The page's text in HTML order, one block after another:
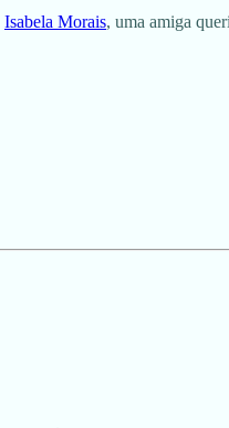
Isabela Morais, uma amiga